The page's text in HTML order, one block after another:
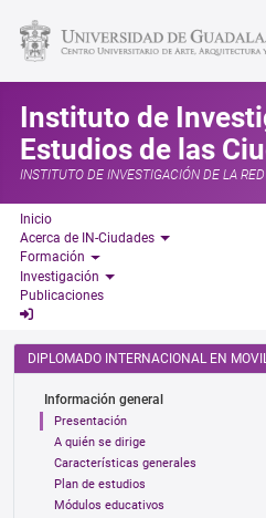
Instituto de
Estudios de las
INSTITUTO DE INVESTIGACIÓN DE LA
Inicio
Acerca de IN-Ciudades
Formación
Investigación
Publicaciones
DIPLOMADO INTERNACIONAL EN
Información general
Presentación
A quién se dirige
Características generales
Plan de estudios
Módulos educativos